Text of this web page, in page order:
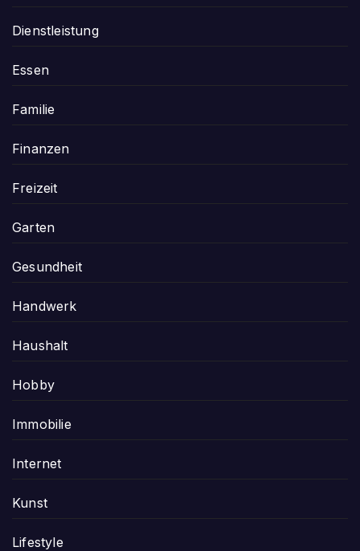
Dienstleistung
Essen
Familie
Finanzen
Freizeit
Garten
Gesundheit
Handwerk
Haushalt
Hobby
Immobilie
Internet
Kunst
Lifestyle